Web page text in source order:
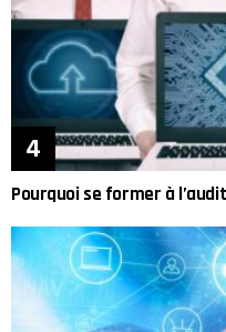
Pourquoi se former à